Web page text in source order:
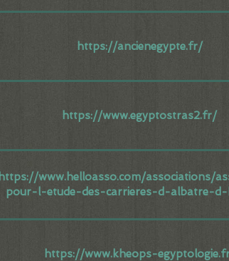
https://ancienegypte.fr/
https://www.egyptostras2.fr/
https://www.helloasso.com/associations/
pour-l-etude-des-carrieres-d-albatre-
https://www.kheops-